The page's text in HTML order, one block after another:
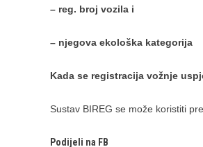
– reg. broj vozila i
– njegova ekološka kategorija
Kada se registracija vožnje
Sustav BIREG se može koristiti
Podijeli na FB